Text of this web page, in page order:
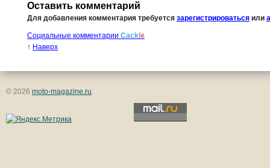
Оставить комментарий
Для добавления комментария требуется зарегистрироваться или
Социальные комментарии Cackle
↑ Наверх
© 2026 moto-magazine.ru